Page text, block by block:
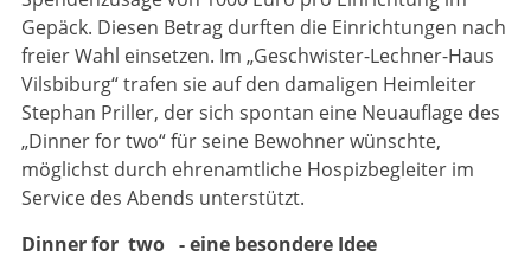
Gepäck. Diesen Betrag durften die Einrichtungen nach
freier Wahl einsetzen. Im „Geschwister-Lechner-Haus
Vilsbiburg“ trafen sie auf den damaligen Heimleiter
Stephan Priller, der sich spontan eine Neuauflage des
„Dinner for two“ für seine Bewohner wünschte,
möglichst durch ehren­amtliche Hospizbegleiter im
Service des Abends unterstützt.
Dinner for two - eine besondere Idee